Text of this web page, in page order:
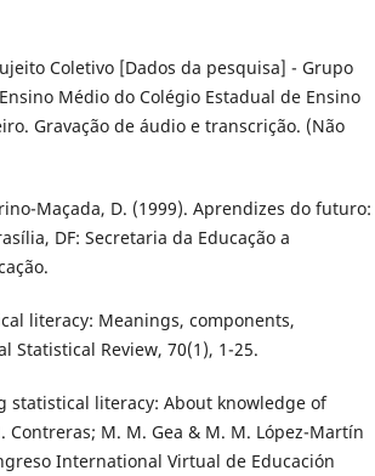
Coletivo [Dados da pesquisa] - Grupo
Médio do Colégio Estadual de Ensino
Gravação de áudio e transcrição. (Não
Maçada, D. (1999). Aprendizes do futuro:
DF: Secretaria da Educação a
literacy: Meanings, components,
Review, 70(1), 1-25.
statistical literacy: About knowledge of
Contreras; M. M. Gea & M. M. López-Martín
International Virtual de Educación